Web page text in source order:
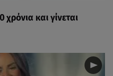
χρόνια και γίνεται